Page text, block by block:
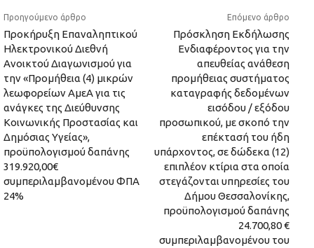
Προηγούμενο άρθρο
Προκήρυξη Επαναληπτικού
Ηλεκτρονικού Διεθνή
Ανοικτού Διαγωνισμού για
την «Προμήθεια (4) μικρών
λεωφορείων ΑμεΑ για τις
ανάγκες της Διεύθυνσης
Κοινωνικής Προστασίας και
Δημόσιας Υγείας»,
προϋπολογισμού δαπάνης
319.920,00€
συμπεριλαμβανομένου ΦΠΑ
24%
Επόμενο άρθρο
Πρόσκληση Εκδήλωσης
Ενδιαφέροντος για την
απευθείας ανάθεση
προμήθειας συστήματος
καταγραφής δεδομένων
εισόδου / εξόδου
προσωπικού, με σκοπό την
επέκτασή του ήδη
υπάρχοντος, σε δώδεκα (12)
επιπλέον κτίρια στα οποία
στεγάζονται υπηρεσίες του
Δήμου Θεσσαλονίκης,
προϋπολογισμού δαπάνης
24.700,80 €
συμπεριλαμβανομένου του